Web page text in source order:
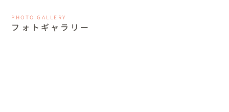
PHOTO GALLERY
フォトギャラリー